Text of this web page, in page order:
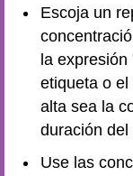
Escoja un
la
etiqueta o
alta sea la
duración del
Use las